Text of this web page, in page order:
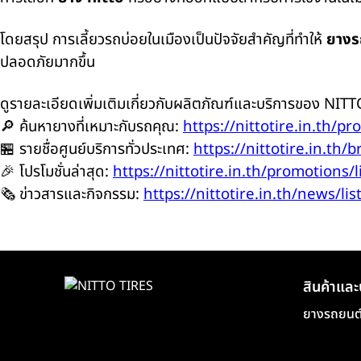
โดยสรุป การเลี้ยวรถบ่อยในเมืองเป็นปัจจัยสำคัญที่ทำให้ ยาง
ปลอดภัยมากขึ้น
ดูรายละเอียดเพิ่มเติมเกี่ยวกับผลิตภัณฑ์และบริการของ
🔎 ค้นหายางที่เหมาะกับรถคุณ: https://nittotire.in.th/
🏪 รายชื่อศูนย์บริการทั่วประเทศ: https://nittotire.in.th/
🎉 โปรโมชั่นล่าสุด: https://nittotire.in.th/promotions/
🗞️ ข่าวสารและกิจกรรม: https://nittotire.in.th/news/list
สินค้าแล
ยางรถยน